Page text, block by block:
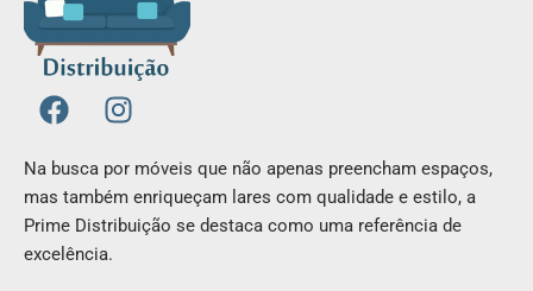
F
a
c
e
b
o
o
I
n
t
a
g
Na busca por móveis que não apenas preencham espaços,
mas também enriqueçam lares com qualidade e estilo, a
Prime Distribuição se destaca como uma referência de
excelência.